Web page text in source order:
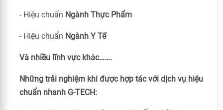
- Hiệu chuẩn Ngành Thực Phẩm
- Hiệu chuẩn Ngành Y Tế
Và nhiều lĩnh vực khác…….
Những trải nghiệm khi được hợp tác với dịch vụ hiệu
chuẩn nhanh G-TECH: